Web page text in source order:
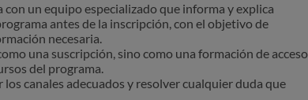
un equipo especializado que informa y explica
antes de la inscripción, con el objetivo de
necesaria.
una suscripción, sino como una formación de acceso
del programa.
canales adecuados y resolver cualquier duda que